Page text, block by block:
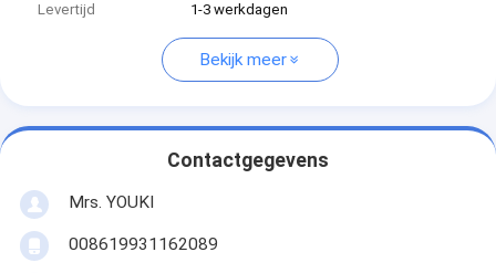
Levertijd
1-3 werkdagen
Bekijk meer
Contactgegevens
Mrs. YOUKI
008619931162089